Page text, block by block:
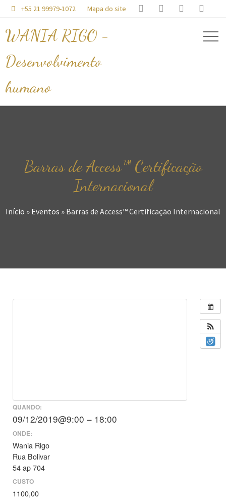
 +55 21 99979-1072 Mapa do site    
WANIA RIGO -
Desenvolvimento
humano
Barras de Access™ Certificação
Internacional
Início » Eventos » Barras de Access™ Certificação Internacional
QUANDO:
09/12/2019@9:00 – 18:00
ONDE:
Wania Rigo
Rua Bolivar
54 ap 704
CUSTO
1100,00